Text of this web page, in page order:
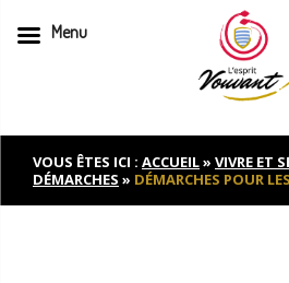
to
contentVOUS ÊTES ICI : ACCUEIL» VIVRE ET
DÉMARCHES » DÉMARCHES POUR
Menu